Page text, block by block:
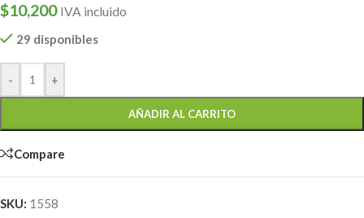
$10,200 IVA incluido
29 disponibles
- +
AÑADIR AL CARRITO
Compare
SKU: 1558